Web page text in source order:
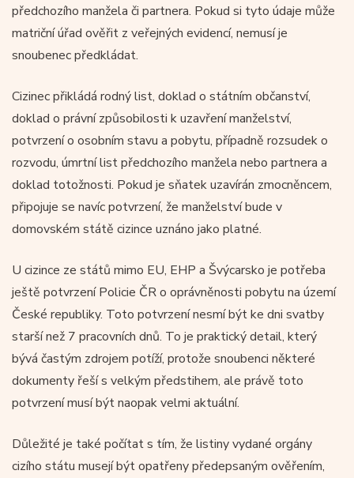
předchozího manžela či partnera. Pokud si tyto údaje může
matriční úřad ověřit z veřejných evidencí, nemusí je
snoubenec předkládat.
Cizinec přikládá rodný list, doklad o státním občanství,
doklad o právní způsobilosti k uzavření manželství,
potvrzení o osobním stavu a pobytu, případně rozsudek o
rozvodu, úmrtní list předchozího manžela nebo partnera a
doklad totožnosti. Pokud je sňatek uzavírán zmocněncem,
připojuje se navíc potvrzení, že manželství bude v
domovském státě cizince uznáno jako platné.
U cizince ze států mimo EU, EHP a Švýcarsko je potřeba
ještě potvrzení Policie ČR o oprávněnosti pobytu na území
České republiky. Toto potvrzení nesmí být ke dni svatby
starší než 7 pracovních dnů. To je praktický detail, který
bývá častým zdrojem potíží, protože snoubenci některé
dokumenty řeší s velkým předstihem, ale právě toto
potvrzení musí být naopak velmi aktuální.
Důležité je také počítat s tím, že listiny vydané orgány
cizího státu musejí být opatřeny předepsaným ověřením,